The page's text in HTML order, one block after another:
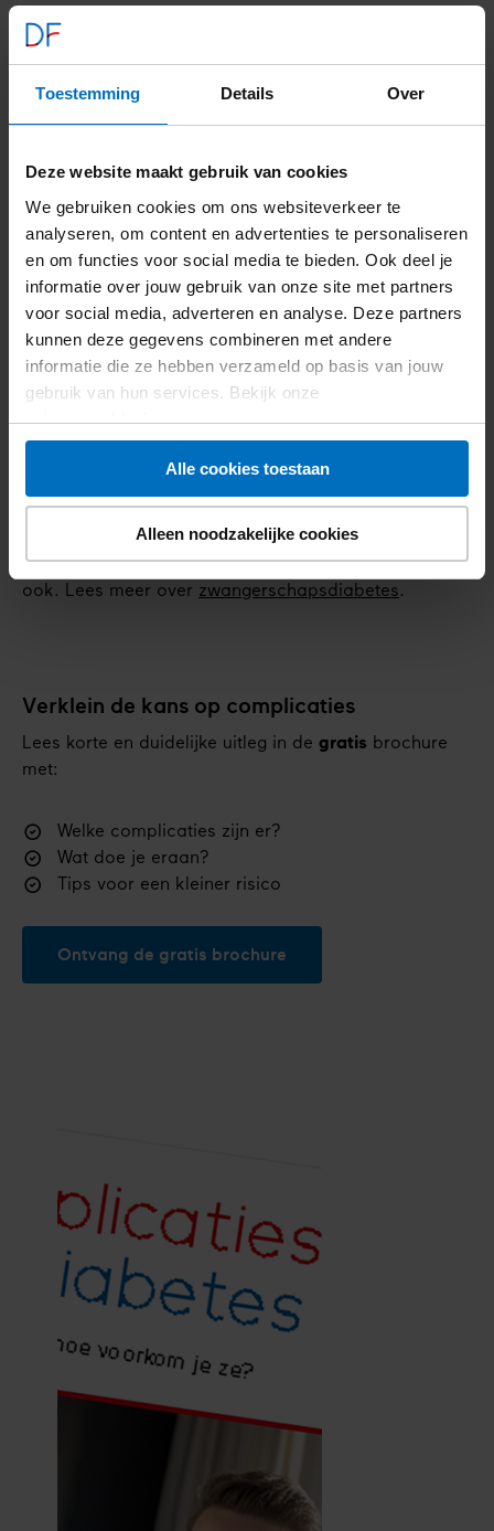
Toestemming Details Over
Deze website maakt gebruik van cookies
We gebruiken cookies om ons websiteverkeer te
analyseren, om content en advertenties te personaliseren
en om functies voor social media te bieden. Ook deel je
informatie over jouw gebruik van onze site met partners
voor social media, adverteren en analyse. Deze partners
kunnen deze gegevens combineren met andere
informatie die ze hebben verzameld op basis van jouw
gebruik van hun services. Bekijk onze
privacyverklaring.
Alle cookies toestaan
Alleen noodzakelijke cookies
diabetes
Onderzoek naar zwangeren met
diabetes
Onderzoek naar zwanger zijn met diabetes is
belangrijk. Dr. Sarah Siegelaar werkt aan het
verbeteren van de zorg voor zwangere vrouwen met
diabetes. Zo kunnen we in de toekomst beter
problemen tijdens de zwangerschap en bevalling
voorkomen.
Zwangerschapsdiabetes
diabetes type 2. Na de zwangerschap verdwijnt deze
vorm van diabetes weer. Je hebt daarna wel een veel
hoger risico op diabetes type 2. En de baby later
ook. Lees meer over zwangerschapsdiabetes.
Verklein de kans op complicaties
Lees korte en duidelijke uitleg in de gratis brochure
met:
Welke complicaties zijn er?
Wat doe je eraan?
Tips voor een kleiner risico
Ontvang de gratis brochure